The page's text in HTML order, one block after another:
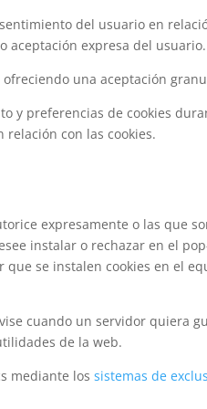
del usuario en
aceptación expresa del usuario.
una aceptación
y preferencias de cookies
con las cookies.
expresamente o las que
instalar o rechazar en el
se instalen cookies en el
cuando un servidor quiera
de la web.
mediante lossistemas de